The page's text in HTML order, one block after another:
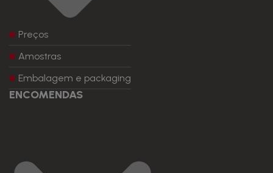
Preços
Amostras
Embalagem e packaging
ENCOMENDAS